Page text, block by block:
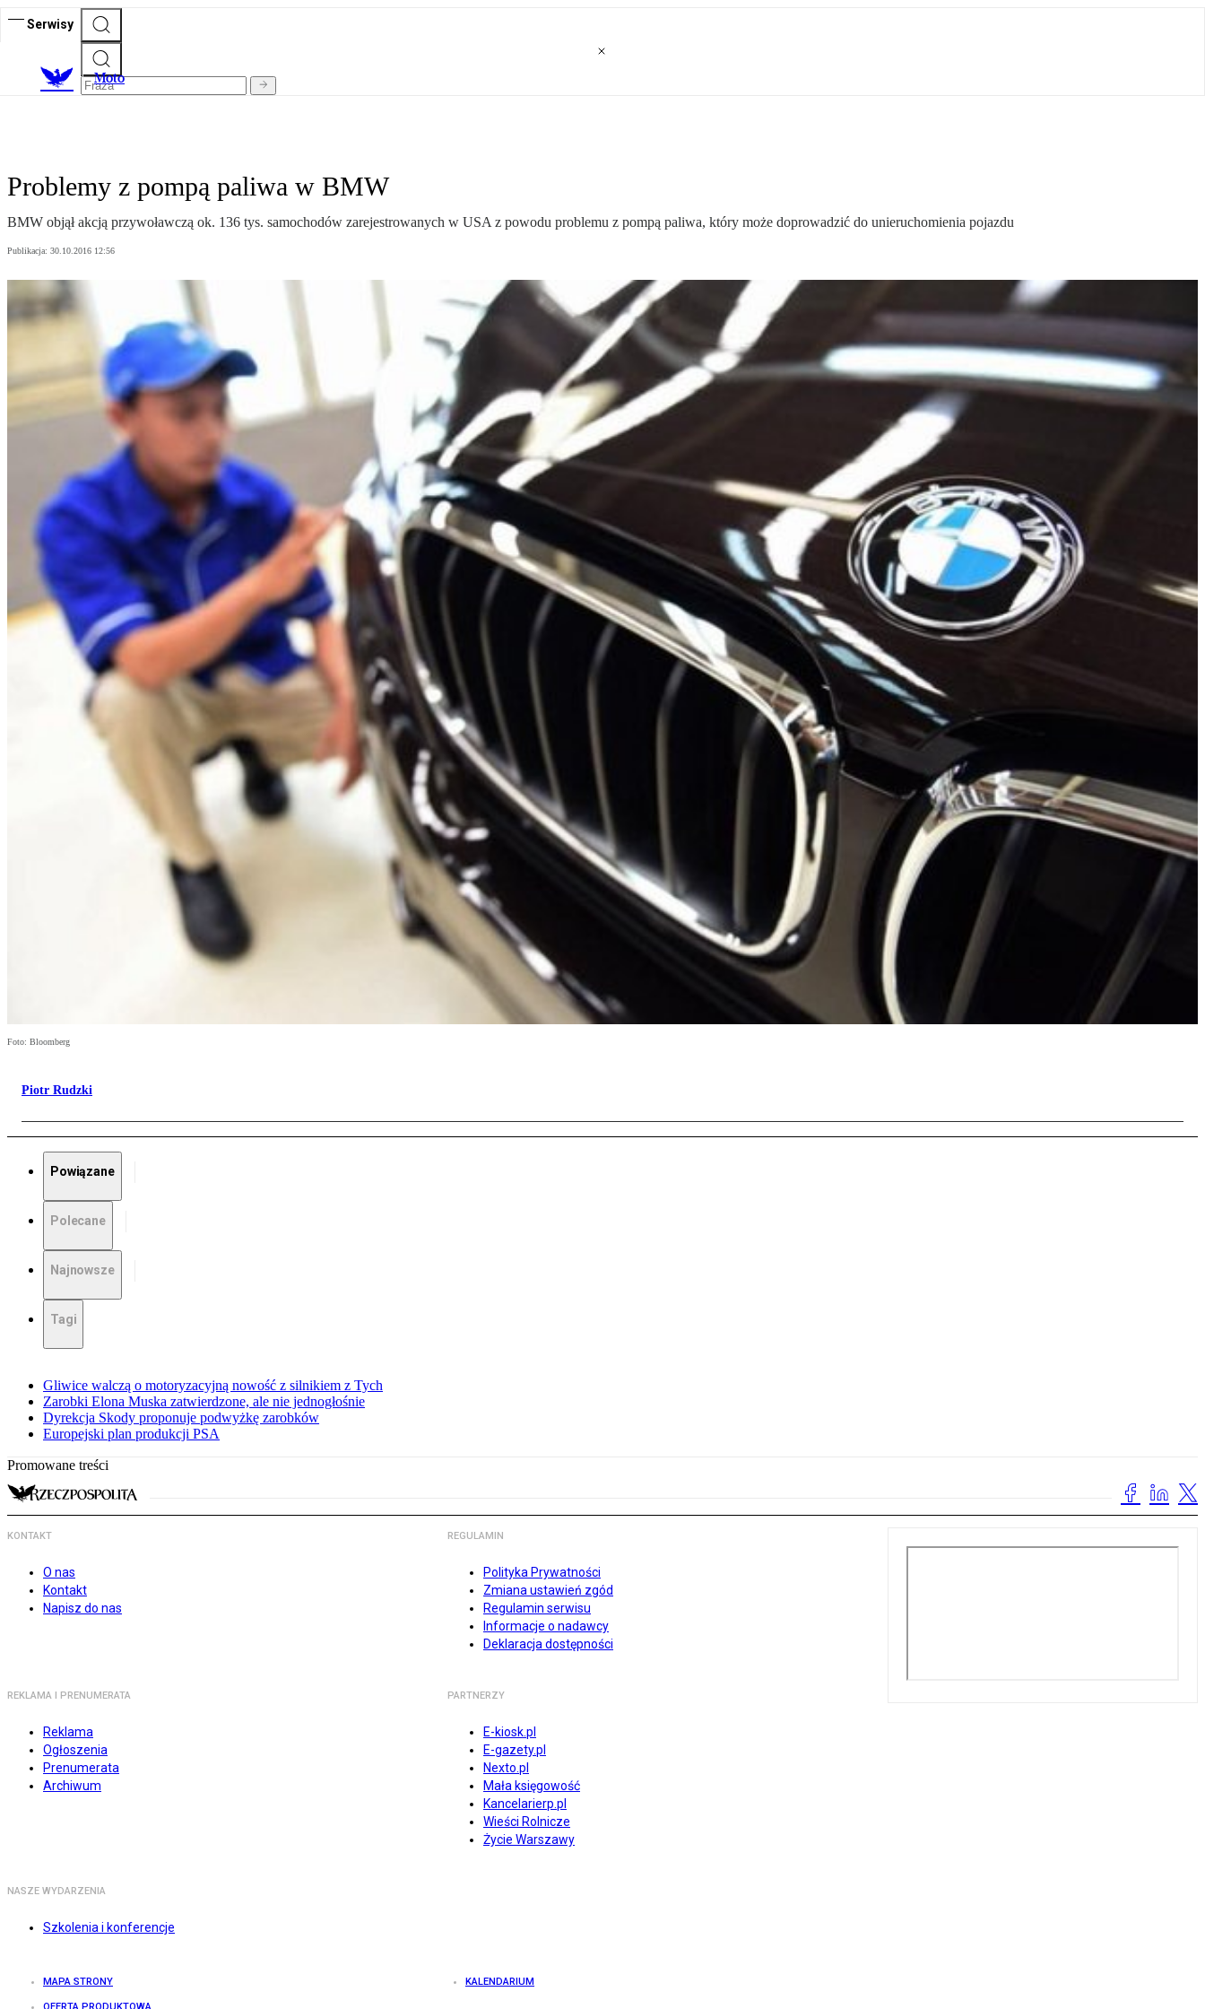
Serwisy
Moto
Problemy z pompą paliwa w BMW
BMW objął akcją przywoławczą ok. 136 tys. samochodów zarejestrowanych w USA z powodu problemu z pompą paliwa, który może doprowadzić do unieruchomienia pojazdu
Publikacja: 30.10.2016 12:56
Foto: Bloomberg
Piotr Rudzki
Powiązane
Polecane
Najnowsze
Tagi
Gliwice walczą o motoryzacyjną nowość z silnikiem z Tych
Zarobki Elona Muska zatwierdzone, ale nie jednogłośnie
Dyrekcja Skody proponuje podwyżkę zarobków
Europejski plan produkcji PSA
Promowane treści
KONTAKT
O nas
Kontakt
Napisz do nas
REGULAMIN
Polityka Prywatności
Zmiana ustawień zgód
Regulamin serwisu
Informacje o nadawcy
Deklaracja dostępności
REKLAMA I PRENUMERATA
Reklama
Ogłoszenia
Prenumerata
Archiwum
PARTNERZY
E-kiosk.pl
E-gazety.pl
Nexto.pl
Mała księgowość
Kancelarierp.pl
Wieści Rolnicze
Życie Warszawy
NASZE WYDARZENIA
Szkolenia i konferencje
MAPA STRONY KALENDARIUM